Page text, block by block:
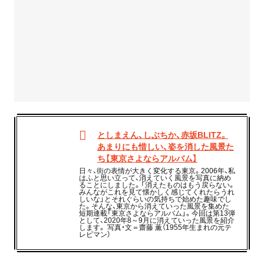
としまえん、しぶちか、赤坂BLITZ。
あまりにも惜しい、姿を消した風景た
ち【東京さよならアルバム】
日々、街の表情が大きく変化する東京。2006年、私
はふと思い立って、消えていく風景を写真に納め
ることにしました。「消えたものはもう戻らない。
みんながこれを見て懐かしく感じてくれたらうれ
しいな」とそれぐらいの気持ちで始めた趣味でし
た。そんな、東京から消えていった風景を集めた
短期連載「東京さよならアルバム」。今回は第13弾
として、2020年8～9月に消えていった風景を紹介
します。 写真・文＝齋藤 薫（1955年生まれの元テ
レビマン）